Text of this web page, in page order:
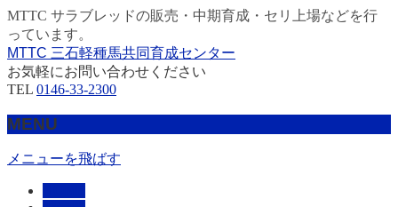
MTTC サラブレッドの販売・中期育成・セリ上場などを行
っています。
MTTC 三石軽種馬共同育成センター
お気軽にお問い合わせください
TEL 0146-33-2300
MENU
メニューを飛ばす